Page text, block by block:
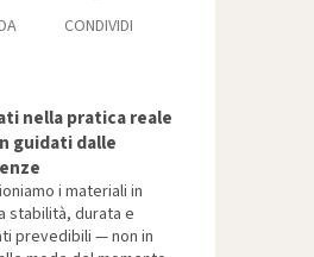
CONDIVIDI
nella pratica reale
guidati dalle
i materiali in
stabilità, durata e
prevedibili — non in